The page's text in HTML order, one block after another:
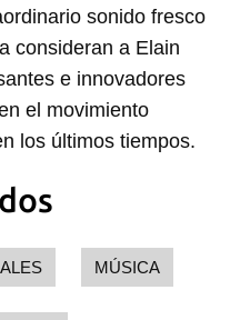
sonido fresco
consideran a Elain
e innovadores
el movimiento
los últimos tiempos.
MÚSICA